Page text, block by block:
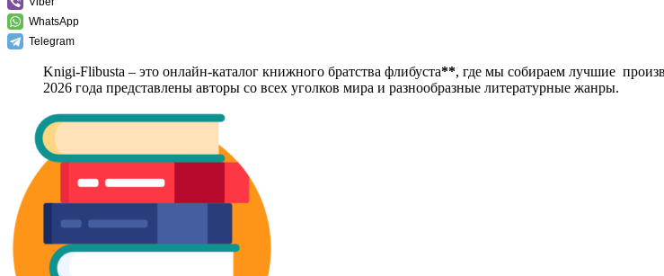
WhatsApp
Telegram
Knigi-Flibusta – это онлайн-каталог книжного братства флибуста**, где мы собираем лучшие
2026 года представлены авторы со всех уголков мира и разнообразные литературные жанры.